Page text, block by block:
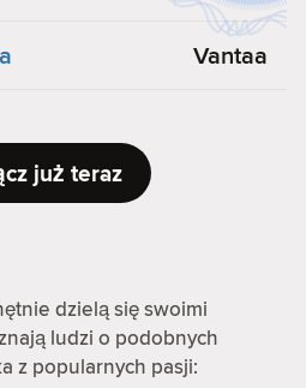
Vantaa
już teraz
dzielą się swoimi
ludzi o podobnych
z popularnych pasji: